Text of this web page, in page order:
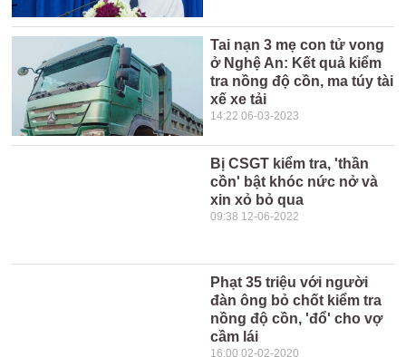
Tai nạn 3 mẹ con tử vong
ở Nghệ An: Kết quả kiểm
tra nồng độ cồn, ma túy tài
xế xe tải
14:22 06-03-2023
Bị CSGT kiểm tra, 'thần
cồn' bật khóc nức nở và
xin xỏ bỏ qua
09:38 12-06-2022
Phạt 35 triệu với người
đàn ông bỏ chốt kiểm tra
nồng độ cồn, 'đổ' cho vợ
cầm lái
16:00 02-02-2020